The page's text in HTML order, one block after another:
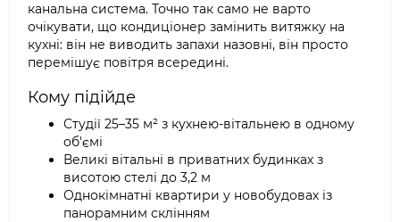
канальна система. Точно так само не варто
очікувати, що кондиціонер замінить витяжку на
кухні: він не виводить запахи назовні, він просто
перемішує повітря всередині.
Кому підійде
Студії 25–35 м² з кухнею-вітальнею в одному
об'ємі
Великі вітальні в приватних будинках з
висотою стелі до 3,2 м
Однокімнатні квартири у новобудовах із
панорамним склінням